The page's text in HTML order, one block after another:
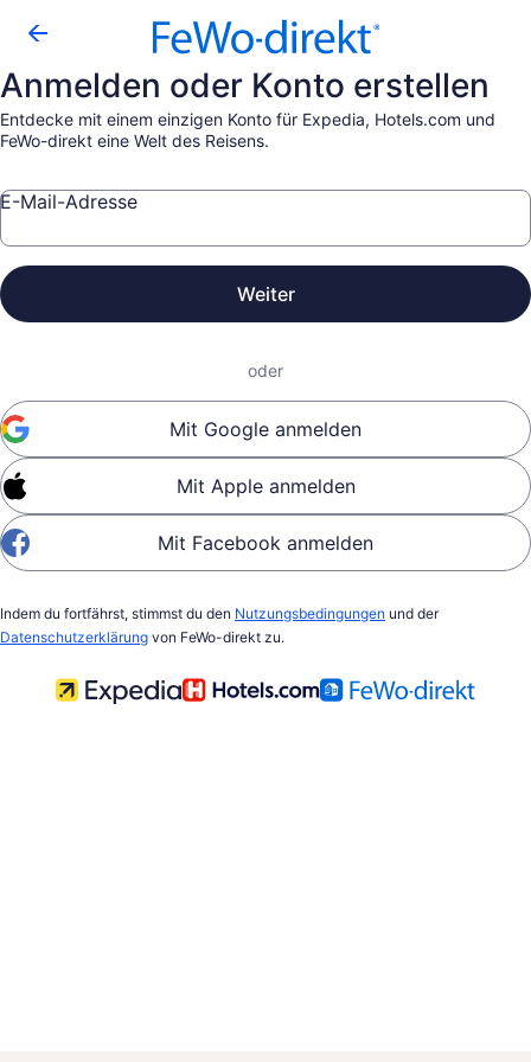
Anmelden oder Konto erstellen
Entdecke mit einem einzigen Konto für Expedia, Hotels.com und
FeWo-direkt eine Welt des Reisens.
E-Mail-Adresse
Weiter
oder
Mit Google anmelden
Mit Apple anmelden
Mit Facebook anmelden
Indem du fortfährst, stimmst du den Nutzungsbedingungen und der
Datenschutzerklärung von FeWo-direkt zu.